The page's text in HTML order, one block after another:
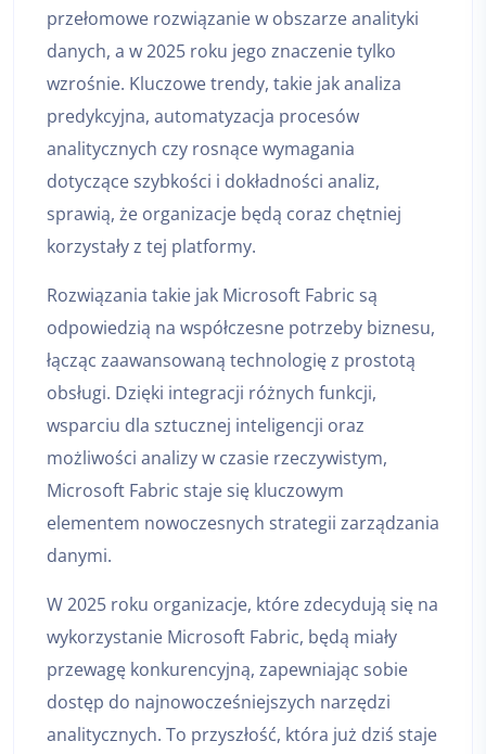
przełomowe rozwiązanie w obszarze analityki
danych, a w 2025 roku jego znaczenie tylko
wzrośnie. Kluczowe trendy, takie jak analiza
predykcyjna, automatyzacja procesów
analitycznych czy rosnące wymagania
dotyczące szybkości i dokładności analiz,
sprawią, że organizacje będą coraz chętniej
korzystały z tej platformy.
Rozwiązania takie jak Microsoft Fabric są
odpowiedzią na współczesne potrzeby biznesu,
łącząc zaawansowaną technologię z prostotą
obsługi. Dzięki integracji różnych funkcji,
wsparciu dla sztucznej inteligencji oraz
możliwości analizy w czasie rzeczywistym,
Microsoft Fabric staje się kluczowym
elementem nowoczesnych strategii zarządzania
danymi.
W 2025 roku organizacje, które zdecydują się na
wykorzystanie Microsoft Fabric, będą miały
przewagę konkurencyjną, zapewniając sobie
dostęp do najnowocześniejszych narzędzi
analitycznych. To przyszłość, która już dziś staje